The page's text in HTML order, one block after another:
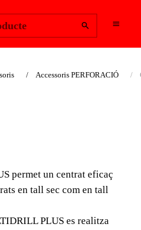
Accessoris PERFORACIÓ
permet un centrat eficaç
en tall sec com en tall
MULTIDRILL PLUS es
directament sobre la
permet un centrat eficaç
en tall sec com en tall
PLUS es realitza